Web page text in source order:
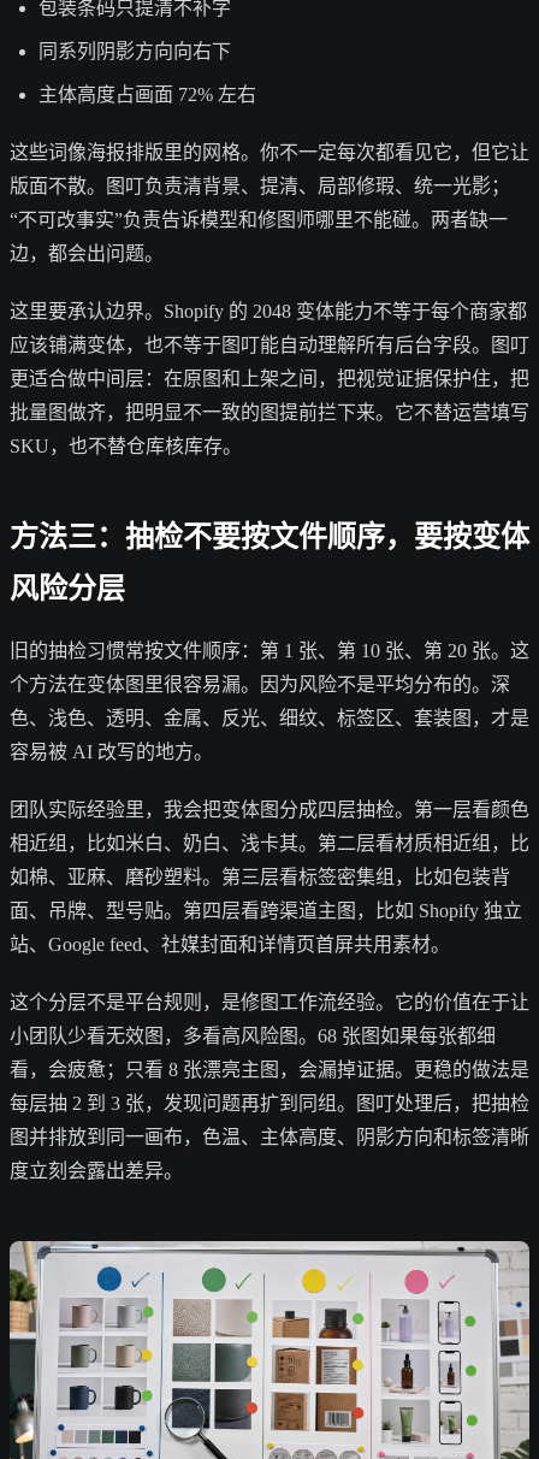
包装条码只提清不补字
同系列阴影方向向右下
主体高度占画面 72% 左右
这些词像海报排版里的网格。你不一定每次都看见它，但它让
版面不散。图叮负责清背景、提清、局部修瑕、统一光影；
“不可改事实”负责告诉模型和修图师哪里不能碰。两者缺一
边，都会出问题。
这里要承认边界。Shopify 的 2048 变体能力不等于每个商家都
应该铺满变体，也不等于图叮能自动理解所有后台字段。图叮
更适合做中间层：在原图和上架之间，把视觉证据保护住，把
批量图做齐，把明显不一致的图提前拦下来。它不替运营填写
SKU，也不替仓库核库存。
方法三：抽检不要按文件顺序，要按变体
风险分层
旧的抽检习惯常按文件顺序：第 1 张、第 10 张、第 20 张。这
个方法在变体图里很容易漏。因为风险不是平均分布的。深
色、浅色、透明、金属、反光、细纹、标签区、套装图，才是
容易被 AI 改写的地方。
团队实际经验里，我会把变体图分成四层抽检。第一层看颜色
相近组，比如米白、奶白、浅卡其。第二层看材质相近组，比
如棉、亚麻、磨砂塑料。第三层看标签密集组，比如包装背
面、吊牌、型号贴。第四层看跨渠道主图，比如 Shopify 独立
站、Google feed、社媒封面和详情页首屏共用素材。
这个分层不是平台规则，是修图工作流经验。它的价值在于让
小团队少看无效图，多看高风险图。68 张图如果每张都细
看，会疲惫；只看 8 张漂亮主图，会漏掉证据。更稳的做法是
每层抽 2 到 3 张，发现问题再扩到同组。图叮处理后，把抽检
图并排放到同一画布，色温、主体高度、阴影方向和标签清晰
度立刻会露出差异。